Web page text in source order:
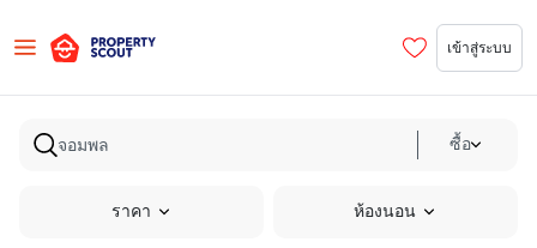
เข้าสู่ระบบ
ซื้อ
ราคา ห้องนอน